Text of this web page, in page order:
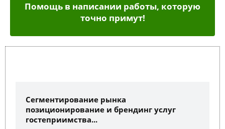
Помощь в написании работы, которую
точно примут!
Сегментирование рынка
позиционирование и брендинг услуг
гостеприимства...